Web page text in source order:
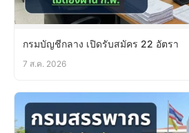
กรมบัญชีกลาง เปิดรับสมัคร 22 อัตรา
7 ส.ค. 2026